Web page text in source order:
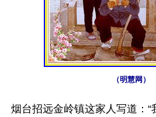
（明慧网）
烟台招远金岭镇这家人写道：